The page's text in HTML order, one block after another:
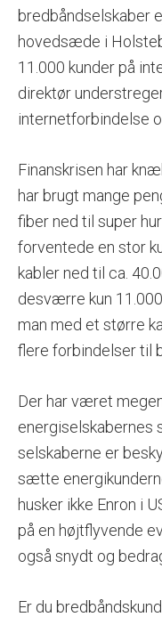
bredbåndselskaber
hovedsæde i
11.000 kunder på
direktør
internetforbindelse
Finanskrisen har
har brugt mange
fiber ned til super
forventede en stor
kabler ned til ca.
desværre kun
man med et større
flere forbindelser til
Der har været
energiselskabernes
selskaberne er
sætte
husker ikke Enron i
på en højtflyvende
også snydt og
Er du